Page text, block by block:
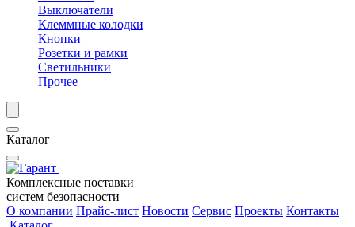
Выключатели
Клеммные колодки
Кнопки
Розетки и рамки
Светильники
Прочее
Каталог
Комплексные поставки
систем безопасности
О компании Прайс-лист Новости Сервис Проекты Контакты